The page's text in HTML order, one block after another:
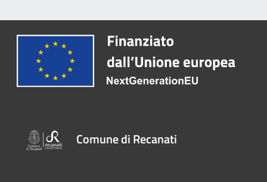
Comune di Recanati